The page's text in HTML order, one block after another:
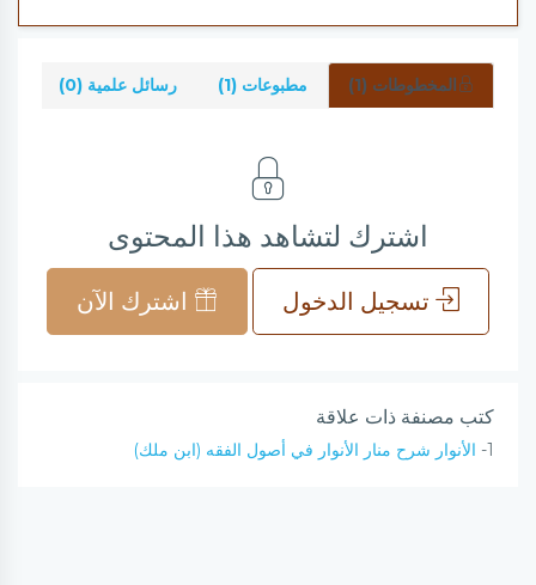
المخطوطات (1) مطبوعات (1) رسائل علمية (0)
اشترك لتشاهد هذا المحتوى
تسجيل الدخول اشترك الآن
كتب مصنفة ذات علاقة
1- الأنوار شرح منار الأنوار في أصول الفقه (ابن ملك)